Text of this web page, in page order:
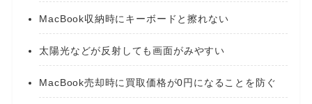
MacBook収納時にキーボードと擦れない
太陽光などが反射しても画面がみやすい
MacBook売却時に買取価格が0円になることを防ぐ